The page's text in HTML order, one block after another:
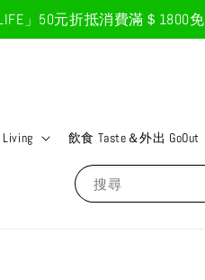
50元折抵消費滿＄1800免運費
搜尋
飲食 Taste＆外出 GoOut